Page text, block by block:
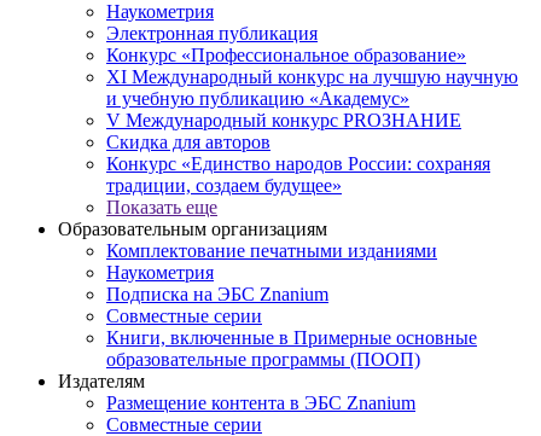
Наукометрия
Электронная публикация
Конкурс «Профессиональное образование»
XI Международный конкурс на лучшую научную
и учебную публикацию «Академус»
V Международный конкурс PROЗНАНИЕ
Скидка для авторов
Конкурс «Единство народов России: сохраняя
традиции, создаем будущее»
Показать еще
Образовательным организациям
Комплектование печатными изданиями
Наукометрия
Подписка на ЭБС Znanium
Совместные серии
Книги, включенные в Примерные основные
образовательные программы (ПООП)
Издателям
Размещение контента в ЭБС Znanium
Совместные серии